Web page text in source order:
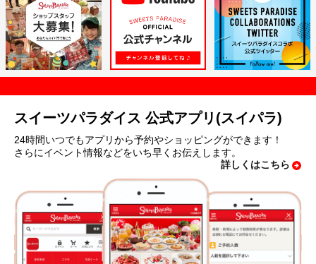
スイーツパラダイス 公式アプリ(スイパラ)
24時間いつでもアプリから予約やショッピングができます！
さらにイベント情報などをいち早くお伝えします。
詳しくはこちら